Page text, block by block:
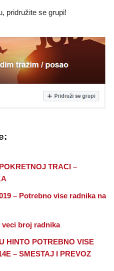
pridružite se grupi!
TRACI –
– Potrebno vise radnika na
veci broj radnika
HINTO POTREBNO VISE
– SMESTAJ I PREVOZ